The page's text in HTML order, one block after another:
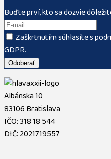
Buďte prví, kto sa dozvie
Zaškrtnutím súhlasíte s
GDPR.
Albánska 10
83106 Bratislava
IČO: 318 18 544
DIČ: 2021719557